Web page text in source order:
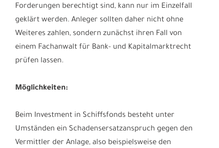
Forderungen berechtigt sind, kann nur im Einzelfall
geklärt werden. Anleger sollten daher nicht ohne
Weiteres zahlen, sondern zunächst ihren Fall von
einem Fachanwalt für Bank- und Kapitalmarktrecht
prüfen lassen.
Möglichkeiten:
Beim Investment in Schiffsfonds besteht unter
Umständen ein Schadensersatzanspruch gegen den
Vermittler der Anlage, also beispielsweise den